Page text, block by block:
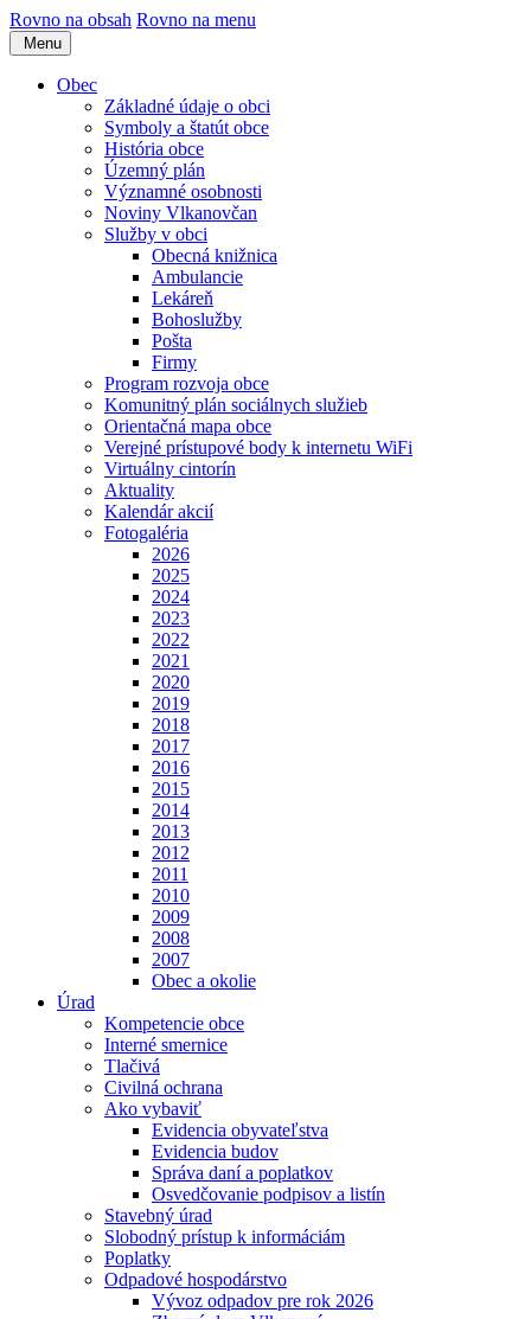
Rovno na obsah Rovno na menu
Menu
Obec
Základné údaje o obci
Symboly a štatút obce
História obce
Územný plán
Významné osobnosti
Noviny Vlkanovčan
Služby v obci
Obecná knižnica
Ambulancie
Lekáreň
Bohoslužby
Pošta
Firmy
Program rozvoja obce
Komunitný plán sociálnych služieb
Orientačná mapa obce
Verejné prístupové body k internetu WiFi
Virtuálny cintorín
Aktuality
Kalendár akcií
Fotogaléria
2026
2025
2024
2023
2022
2021
2020
2019
2018
2017
2016
2015
2014
2013
2012
2011
2010
2009
2008
2007
Obec a okolie
Úrad
Kompetencie obce
Interné smernice
Tlačivá
Civilná ochrana
Ako vybaviť
Evidencia obyvateľstva
Evidencia budov
Správa daní a poplatkov
Osvedčovanie podpisov a listín
Stavebný úrad
Slobodný prístup k informáciám
Poplatky
Odpadové hospodárstvo
Vývoz odpadov pre rok 2026